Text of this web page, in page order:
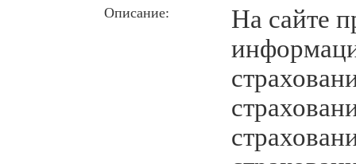
Описание:
На сайте